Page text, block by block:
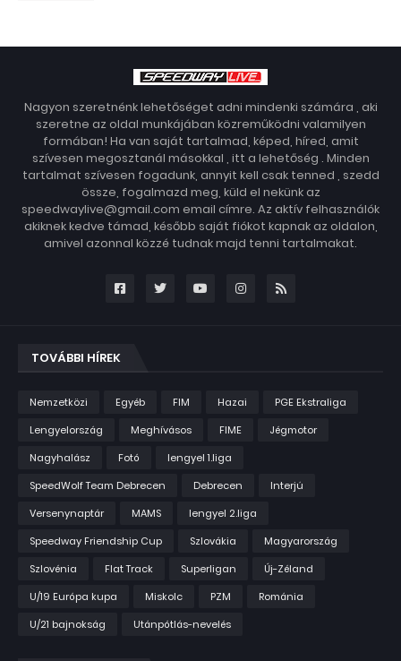
Nagyon szeretnénk lehetőséget adni mindenki számára , aki
szeretne az oldal munkájában közreműködni valamilyen
formában! Ha van saját tartalmad, képed, híred, amit
szívesen megosztanál másokkal , itt a lehetőség . Minden
tartalmat szívesen fogadunk, annyit kell csak tenned , szedd
össze, fogalmazd meg, küld el nekünk az
speedwaylive@gmail.com email címre. Az aktív felhasználók
akiknek kedve támad, később saját fiókot kapnak az oldalon,
amivel azonnal közzé tudnak majd tenni tartalmakat.
TOVÁBBI HÍREK
Nemzetközi Egyéb FIM Hazai
PGE Ekstraliga
Lengyelország
Meghívásos FIME
Jégmotor
Nagyhalász
Fotó
lengyel 1.liga
SpeedWolf Team Debrecen
Debrecen
Interjú
Versenynaptár
MAMS
lengyel 2.liga
Speedway Friendship Cup
Szlovákia
Magyarország
Szlovénia
Flat Track Superligan
Új-Zéland
U/19 Európa kupa
Miskolc PZM
Románia
U/21 bajnokság
Utánpótlás-nevelés